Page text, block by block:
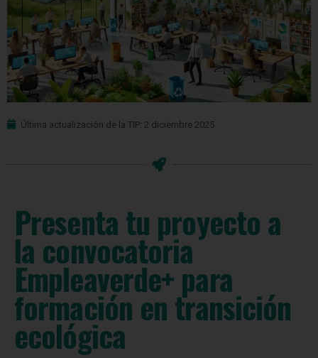
Última actualización de la TIP: 2 diciembre 2025
Presenta tu proyecto a
la convocatoria
Empleaverde+ para
formación en transición
ecológica